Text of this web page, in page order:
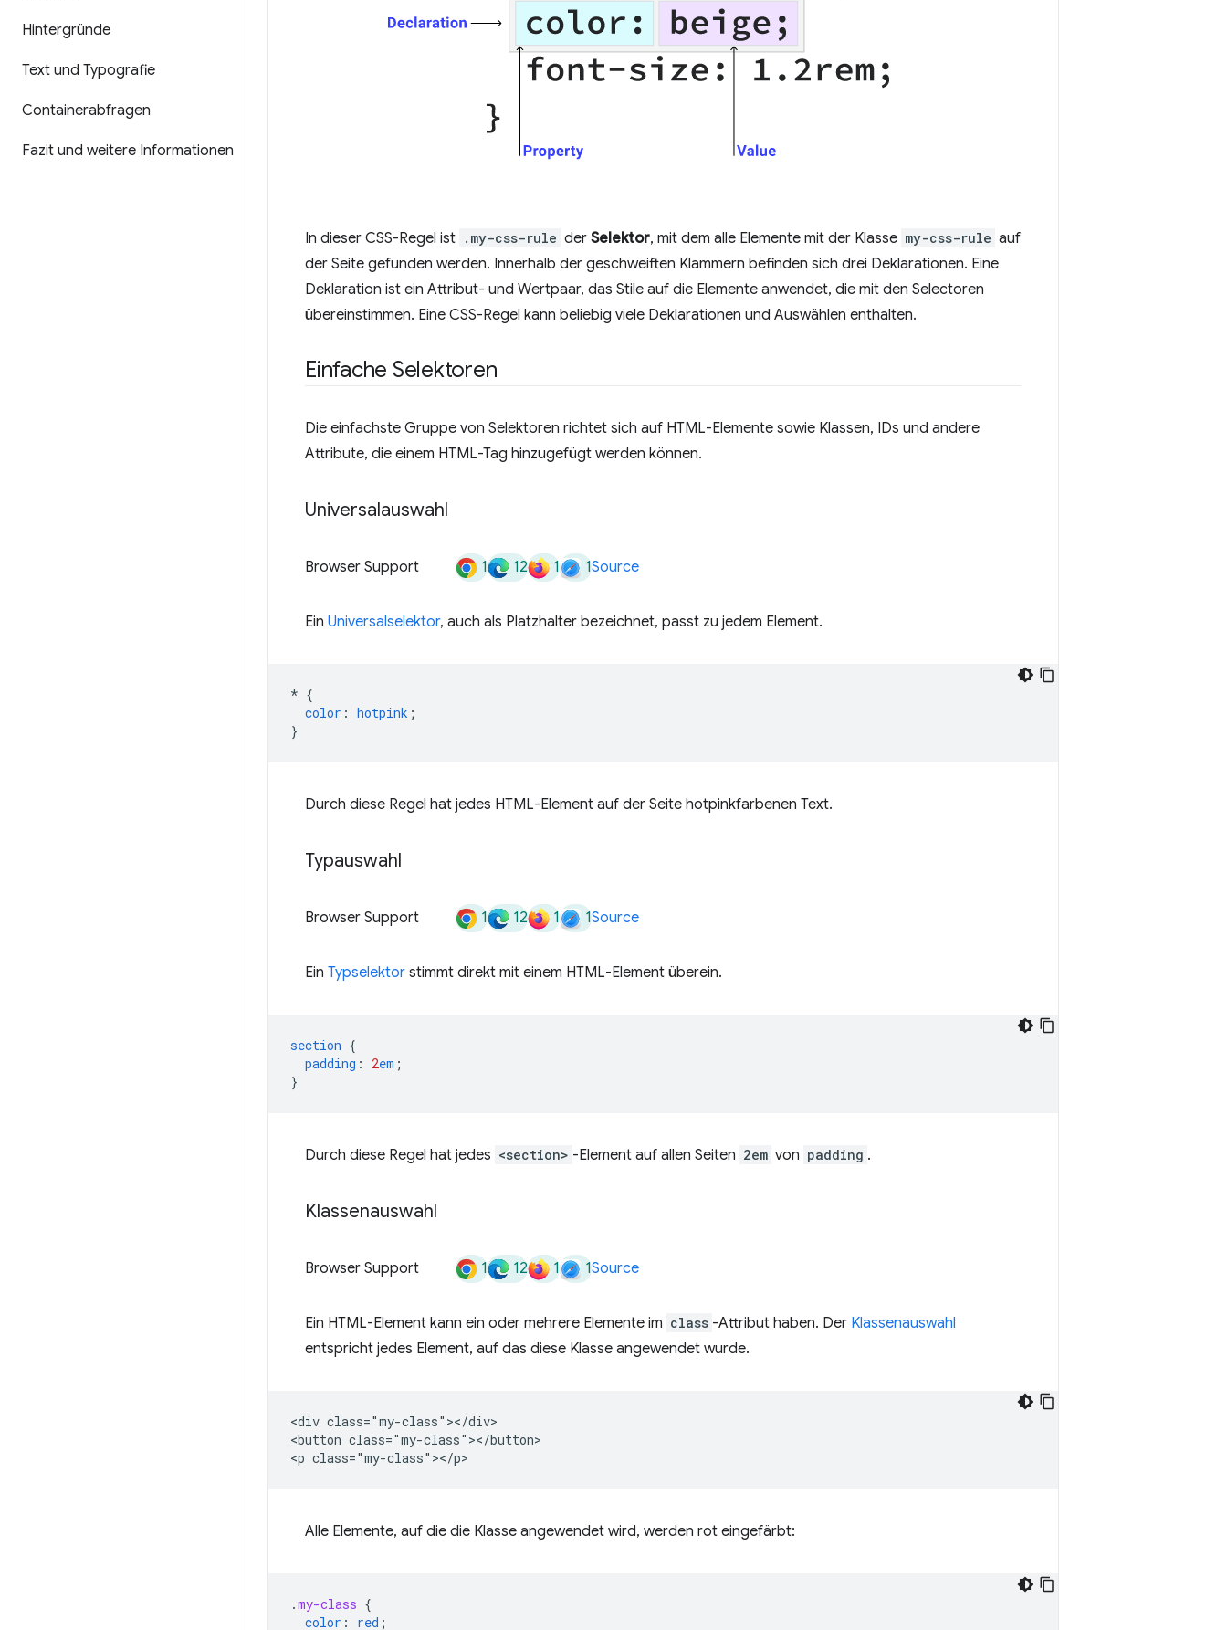
Hintergründe
Text und Typografie
Containerabfragen
Fazit und weitere Informationen
In dieser CSS-Regel ist .my-css-rule der Selektor, mit dem alle Elemente mit der Klasse my-css-rule auf
der Seite gefunden werden. Innerhalb der geschweiften Klammern befinden sich drei Deklarationen. Eine
Deklaration ist ein Attribut- und Wertpaar, das Stile auf die Elemente anwendet, die mit den Selectoren
übereinstimmen. Eine CSS-Regel kann beliebig viele Deklarationen und Auswählen enthalten.
Einfache Selektoren
Die einfachste Gruppe von Selektoren richtet sich auf HTML-Elemente sowie Klassen, IDs und andere
Attribute, die einem HTML-Tag hinzugefügt werden können.
Universalauswahl
Browser Support 1 12 1 1Source
Ein Universalselektor, auch als Platzhalter bezeichnet, passt zu jedem Element.
* {
color : hotpink ;
}
Durch diese Regel hat jedes HTML-Element auf der Seite hotpinkfarbenen Text.
Typauswahl
Browser Support 1 12 1 1Source
Ein Typselektor stimmt direkt mit einem HTML-Element überein.
section {
padding : 2em ;
}
Durch diese Regel hat jedes <section> -Element auf allen Seiten 2em von padding .
Klassenauswahl
Browser Support 1 12 1 1Source
Ein HTML-Element kann ein oder mehrere Elemente im class -Attribut haben. Der Klassenauswahl
entspricht jedes Element, auf das diese Klasse angewendet wurde.
<div class="my-class"></div>
<button class="my-class"></button>
Alle Elemente, auf die die Klasse angewendet wird, werden rot eingefärbt:
.my-class {
color : red ;